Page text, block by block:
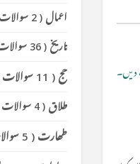
دیں۔
اعمال(2 سوالات
تاریخ(36 سوالات
حج( 11 سوالات
طلاق(4 سوالات
طھارت( 5 سوالات